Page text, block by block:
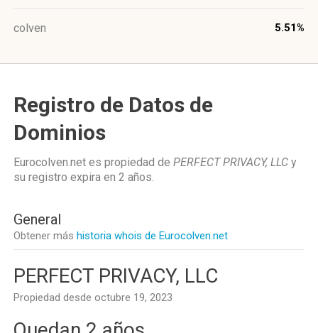
colven 5.51%
Registro de Datos de
Dominios
Eurocolven.net es propiedad de PERFECT PRIVACY, LLC y
su registro expira en 2 años.
General
Obtener más historia whois de Eurocolven.net
PERFECT PRIVACY, LLC
Propiedad desde octubre 19, 2023